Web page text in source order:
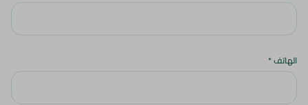
الهاتف*